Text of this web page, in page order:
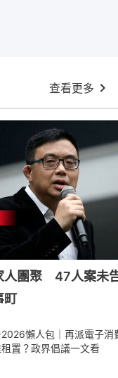
查看更多
人團聚 47人案未
町
懶人包｜再派電子消
置？政界倡議一文看